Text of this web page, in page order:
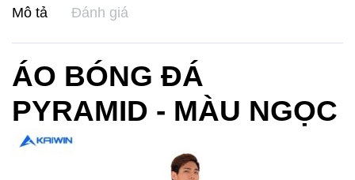
Mô tả Đánh giá
ÁO BÓNG ĐÁ
PYRAMID - MÀU NGỌC